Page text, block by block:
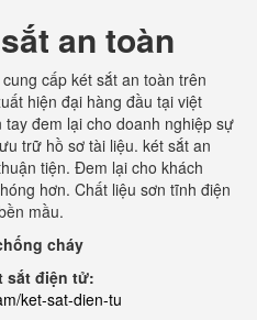
an toàn
cấp két sắt an toàn trên
hiện đại hàng đầu tại việt
đem lại cho doanh nghiệp sự
trữ hồ sơ tài liệu. két sắt an
tiện. Đem lại cho khách
hơn. Chất liệu sơn tĩnh điện
mầu.
cháy
sắt điện tử:
ket-sat-dien-tu